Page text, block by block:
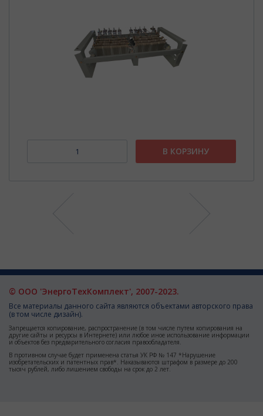
В КОРЗИНУ
© ООО 'ЭнергоТехКомплект', 2007-2023.
Все материалы данного сайта являются объектами авторского права
(в том числе дизайн).
Запрещается копирование, распространение (в том числе путем копирования на
другие сайты и ресурсы в Интернете) или любое иное использование информации
и объектов без предварительного согласия правообладателя.
В противном случае будет применена статья УК РФ № 147 *Нарушение
изобретательских и патентных прав*. Наказываются штрафом в размере до 200
тысяч рублей, либо лишением свободы на срок до 2 лет.